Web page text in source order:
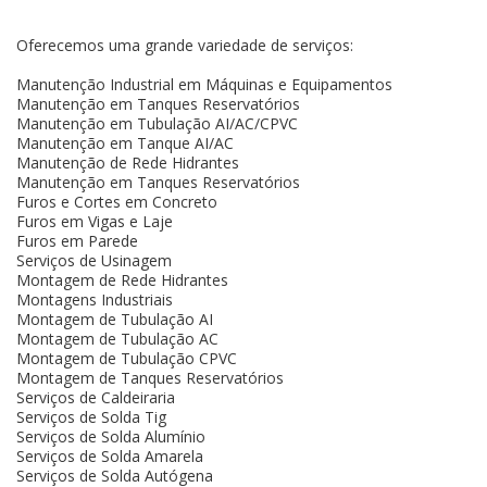
Oferecemos uma grande variedade de serviços:
Manutenção Industrial em Máquinas e Equipamentos
Manutenção em Tanques Reservatórios
Manutenção em Tubulação AI/AC/CPVC
Manutenção em Tanque AI/AC
Manutenção de Rede Hidrantes
Manutenção em Tanques Reservatórios
Furos e Cortes em Concreto
Furos em Vigas e Laje
Furos em Parede
Serviços de Usinagem
Montagem de Rede Hidrantes
Montagens Industriais
Montagem de Tubulação AI
Montagem de Tubulação AC
Montagem de Tubulação CPVC
Montagem de Tanques Reservatórios
Serviços de Caldeiraria
Serviços de Solda Tig
Serviços de Solda Alumínio
Serviços de Solda Amarela
Serviços de Solda Autógena